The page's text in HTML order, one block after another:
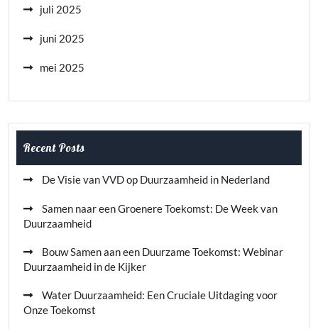
juli 2025
juni 2025
mei 2025
Recent Posts
De Visie van VVD op Duurzaamheid in Nederland
Samen naar een Groenere Toekomst: De Week van
Duurzaamheid
Bouw Samen aan een Duurzame Toekomst: Webinar
Duurzaamheid in de Kijker
Water Duurzaamheid: Een Cruciale Uitdaging voor
Onze Toekomst